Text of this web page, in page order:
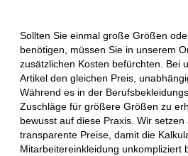
Sollten Sie einmal große Größen
benötigen, müssen Sie in unserem
zusätzlichen Kosten befürchten. Bei
Artikel den gleichen Preis,
Während es in der
Zuschläge für größere Größen zu
bewusst auf diese Praxis. Wir
transparente Preise, damit die
Mitarbeitereinkleidung unkompliziert